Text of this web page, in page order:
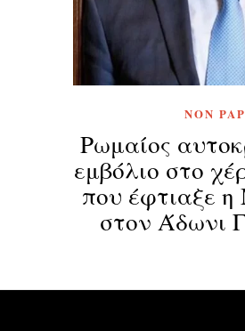
NON
Ρωμαίος
εμβόλιο στο
που έφτιαξε
στον Άδωνι